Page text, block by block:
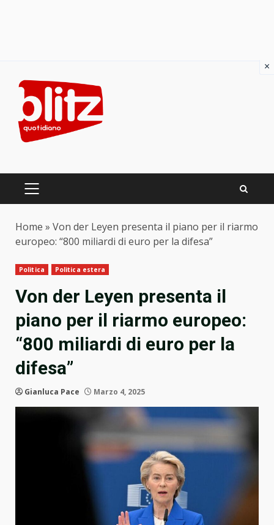
content
PRIMARY
Home » Von der Leyen presenta il piano per il riarmo
europeo: “800 miliardi di euro per la difesa”
Politica Politica estera
Von der Leyen presenta il
piano per il riarmo europeo:
“800 miliardi di euro per la
difesa”
Gianluca Pace Marzo 4, 2025
×